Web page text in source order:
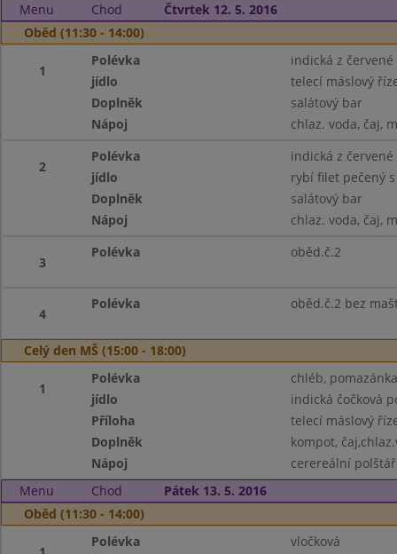
Menu
Chod
Čtvrtek 12. 5. 2016
Oběd (11:30 - 14:00)
1
Polévka
indická z červené
jídlo
telecí máslový
Doplněk
salátový bar
Nápoj
chlaz. voda, čaj,
2
Polévka
indická z červené
jídlo
rybí filet pečený
Doplněk
salátový bar
Nápoj
chlaz. voda, čaj,
3
Polévka oběd.č.2
4
Polévka oběd.č.2 bez
Celý den MŠ (15:00 - 18:00)
1
Polévka
chléb,
jídlo
indická čočková
Příloha
telecí máslový
Doplněk
kompot,
Nápoj
cerereální
Menu
Chod
Pátek 13. 5. 2016
Oběd (11:30 - 14:00)
Polévka
vločková